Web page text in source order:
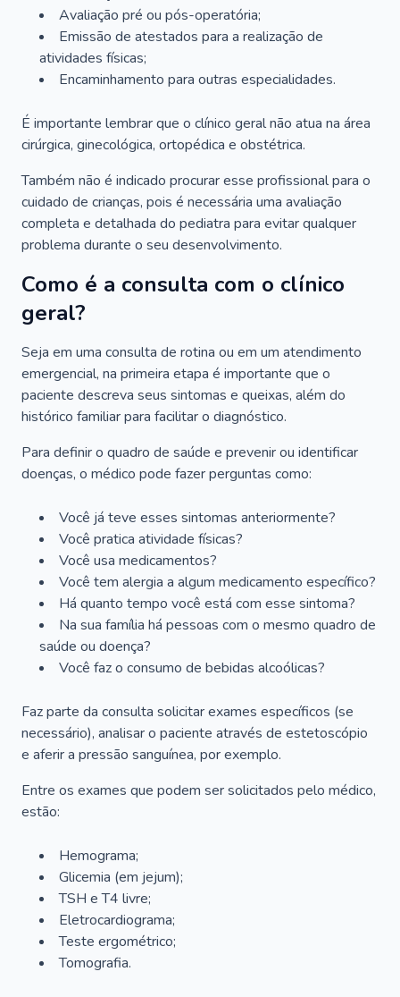
Avaliação pré ou pós-operatória;
Emissão de atestados para a realização de
atividades físicas;
Encaminhamento para outras especialidades.
É importante lembrar que o clínico geral não atua na área
cirúrgica, ginecológica, ortopédica e obstétrica.
Também não é indicado procurar esse profissional para o
cuidado de crianças, pois é necessária uma avaliação
completa e detalhada do pediatra para evitar qualquer
problema durante o seu desenvolvimento.
Como é a consulta com o clínico
geral?
Seja em uma consulta de rotina ou em um atendimento
emergencial, na primeira etapa é importante que o
paciente descreva seus sintomas e queixas, além do
histórico familiar para facilitar o diagnóstico.
Para definir o quadro de saúde e prevenir ou identificar
doenças, o médico pode fazer perguntas como:
Você já teve esses sintomas anteriormente?
Você pratica atividade físicas?
Você usa medicamentos?
Você tem alergia a algum medicamento específico?
Há quanto tempo você está com esse sintoma?
Na sua família há pessoas com o mesmo quadro de
saúde ou doença?
Você faz o consumo de bebidas alcoólicas?
Faz parte da consulta solicitar exames específicos (se
necessário), analisar o paciente através de estetoscópio
e aferir a pressão sanguínea, por exemplo.
Entre os exames que podem ser solicitados pelo médico,
estão:
Hemograma;
Glicemia (em jejum);
TSH e T4 livre;
Eletrocardiograma;
Teste ergométrico;
Tomografia.